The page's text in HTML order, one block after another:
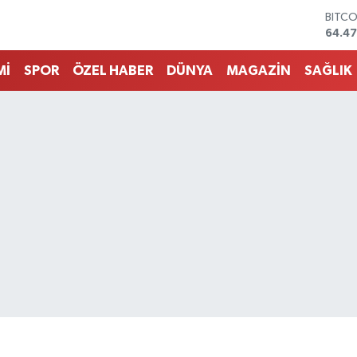
EURO
SPOR ÖZEL HABER DÜNYA MAGAZİN SAĞLIK